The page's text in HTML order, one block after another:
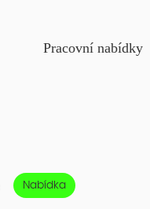
Navigace
Pracovní nabídky
Nabídka